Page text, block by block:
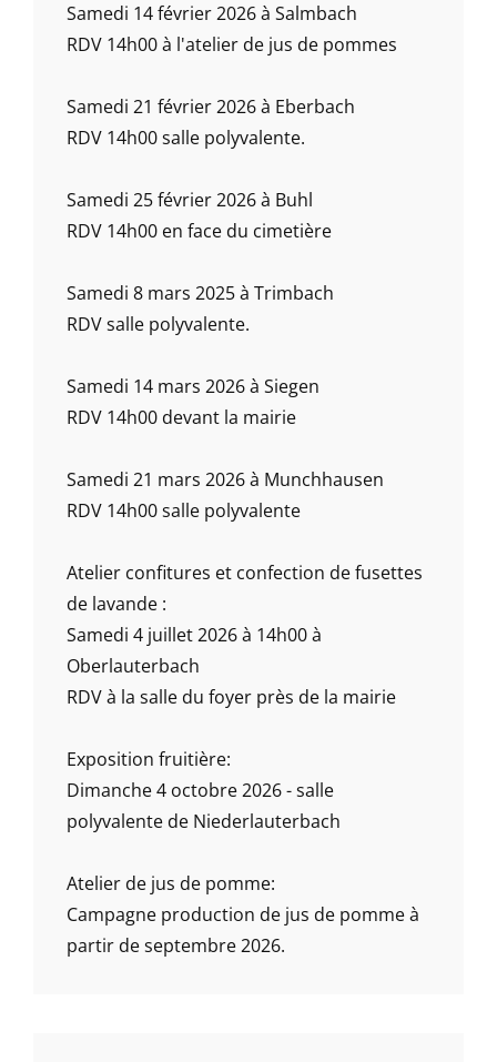
Samedi 14 février 2026 à Salmbach
RDV 14h00 à l'atelier de jus de pommes
Samedi 21 février 2026 à Eberbach
RDV 14h00 salle polyvalente.
Samedi 25 février 2026 à Buhl
RDV 14h00 en face du cimetière
Samedi 8 mars 2025 à Trimbach
RDV salle polyvalente.
Samedi 14 mars 2026 à Siegen
RDV 14h00 devant la mairie
Samedi 21 mars 2026 à Munchhausen
RDV 14h00 salle polyvalente
Atelier confitures et confection de fusettes
de lavande :
Samedi 4 juillet 2026 à 14h00 à
Oberlauterbach
RDV à la salle du foyer près de la mairie
Exposition fruitière:
Dimanche 4 octobre 2026 - salle
polyvalente de Niederlauterbach
Atelier de jus de pomme:
Campagne production de jus de pomme à
partir de septembre 2026.